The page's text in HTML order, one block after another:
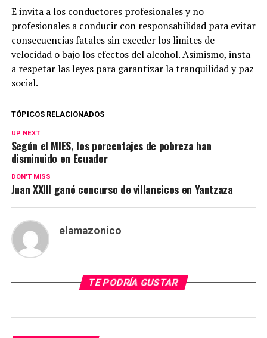
E invita a los conductores profesionales y no
profesionales a conducir con responsabilidad para evitar
consecuencias fatales sin exceder los limites de
velocidad o bajo los efectos del alcohol. Asimismo, insta
a respetar las leyes para garantizar la tranquilidad y paz
social.
TÓPICOS RELACIONADOS
UP NEXT
Según el MIES, los porcentajes de pobreza han
disminuido en Ecuador
DON'T MISS
Juan XXIII ganó concurso de villancicos en Yantzaza
elamazonico
TE PODRÍA GUSTAR